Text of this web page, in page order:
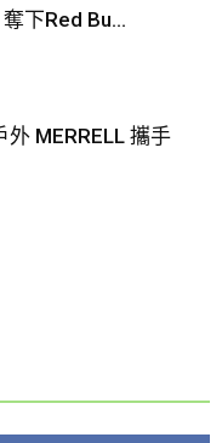
下Red Bu...
MERRELL 攜手